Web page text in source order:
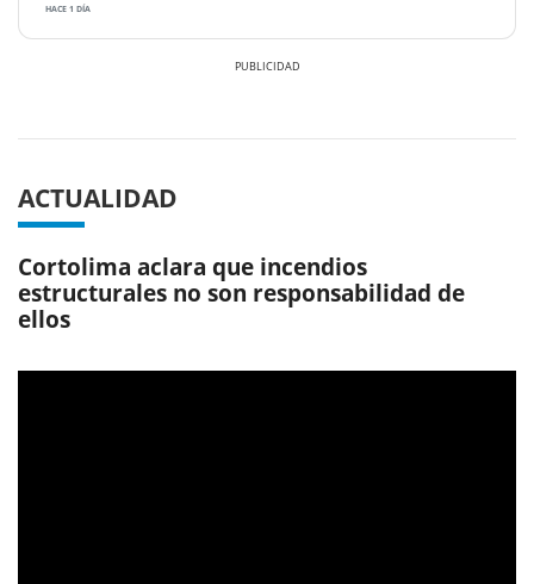
HACE 1 DÍA
ACTUALIDAD
Cortolima aclara que incendios
estructurales no son responsabilidad de
ellos